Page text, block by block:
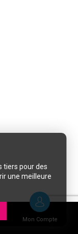
Mon Compte
tiers pour des
une meilleure